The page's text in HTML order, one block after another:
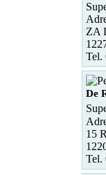
ZA
Tel.
De
15
Tel.